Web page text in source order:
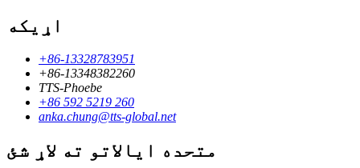
اړیکه
+86-13328783951
+86-13348382260
TTS-Phoebe
+86 592 5219 260
anka.chung@tts-global.net
متحده ایالاتو ته لاړ شئ